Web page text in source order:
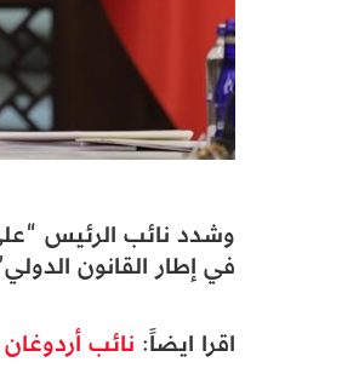
وشدد نائب الرئيس
في إطار القانون
اقرا ايضاً: نائب